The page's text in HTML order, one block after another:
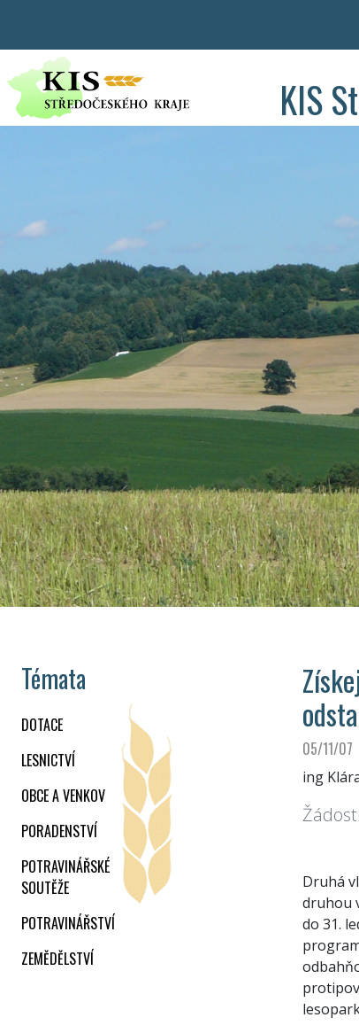
KIS
Témata
DOTACE
LESNICTVÍ
OBCE A VENKOV
PORADENSTVÍ
POTRAVINÁŘSKÉ
SOUTĚŽE
POTRAVINÁŘSTVÍ
ZEMĚDĚLSTVÍ
05/11/07
ing
Druhá
druhou
do 31.